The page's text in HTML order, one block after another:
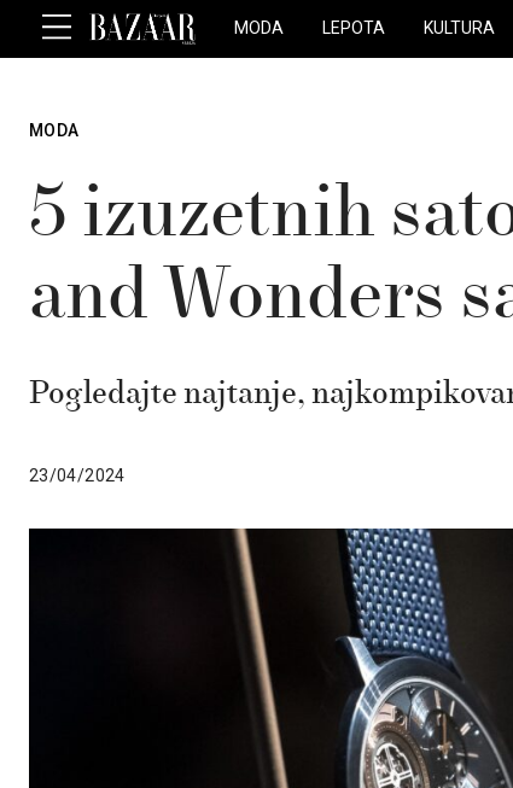
MODA LEPOTA KULTURA
MODA
5 izuzetnih
and Wonders
Pogledajte najtanje,
23/04/2024